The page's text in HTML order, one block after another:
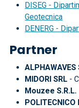
DISEG -
Geotecnica
DENERG -
Partner
ALPHAWAVES
MIDORI SRL -
Mouzee S.R.L.